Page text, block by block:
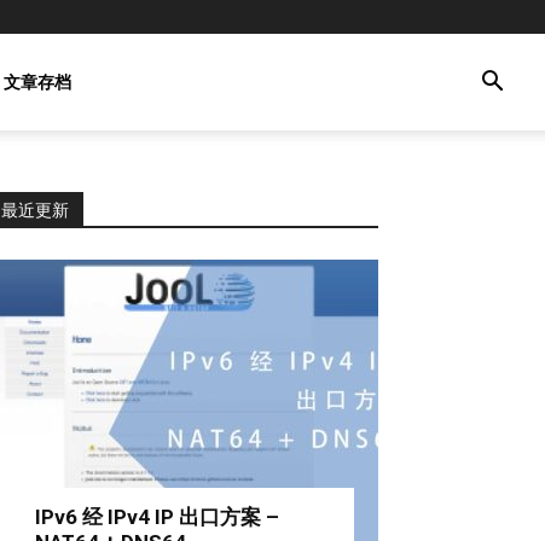
文章存档
最近更新
IPv6 经 IPv4 IP 出口方案 –